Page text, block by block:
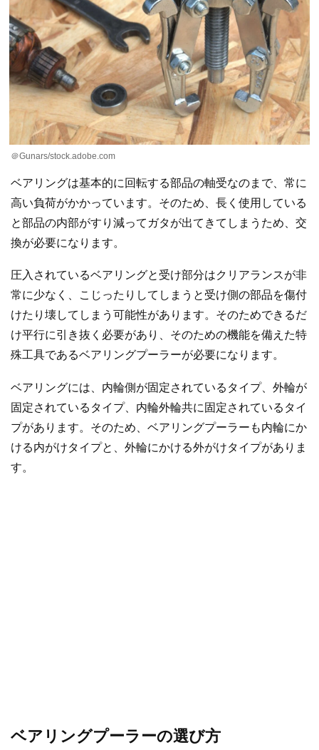
＠Gunars/stock.adobe.com
ベアリングは基本的に回転する部品の軸受なのまで、常に
高い負荷がかかっています。そのため、長く使用している
と部品の内部がすり減ってガタが出てきてしまうため、交
換が必要になります。
圧入されているベアリングと受け部分はクリアランスが非
常に少なく、こじったりしてしまうと受け側の部品を傷付
けたり壊してしまう可能性があります。そのためできるだ
け平行に引き抜く必要があり、そのための機能を備えた特
殊工具であるベアリングプーラーが必要になります。
ベアリングには、内輪側が固定されているタイプ、外輪が
固定されているタイプ、内輪外輪共に固定されているタイ
プがあります。そのため、ベアリングプーラーも内輪にか
ける内がけタイプと、外輪にかける外がけタイプがありま
す。
ベアリングプーラーの選び方